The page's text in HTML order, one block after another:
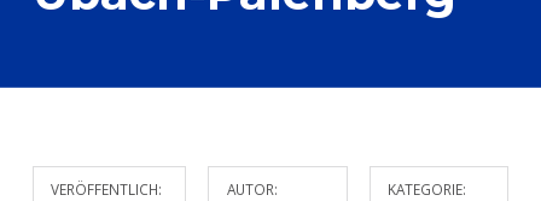
VERÖFFENTLICH: AUTOR: KATEGORIE: